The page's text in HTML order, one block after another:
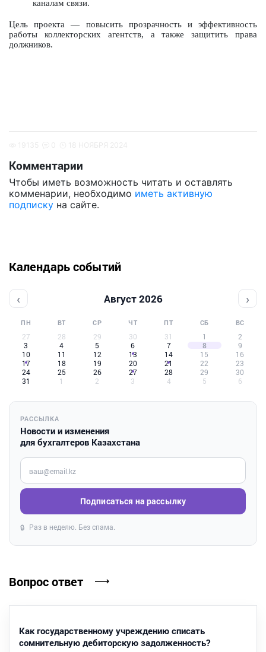
каналам связи.
Цель проекта — повысить прозрачность и эффективность
работы коллекторских агентств, а также защитить права
должников.
Комментарии
Чтобы иметь возможность читать и оставлять
комменарии, необходимо иметь активную
подписку на сайте.
Календарь событий
‹ Август 2026 ›
ПН ВТ СР ЧТ ПТ СБ ВС
27 28 29 30 31 1
2
3
4 5 6 7 8
9
10
11 12 13 14 15
16
17
18 19 20 21 22
23
24
25 26 27 28 29
30
31
1 2 3 4 5 6
РАССЫЛКА
Новости и изменения
для бухгалтеров Казахстана
Введите ваш e-mail
Подписаться на рассылку
🔒 Раз в неделю. Без спама.
Вопрос ответ
Как государственному учреждению списать
сомнительную дебиторскую задолженность?